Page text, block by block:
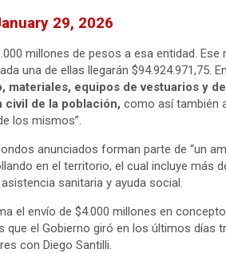
29, 2026
millones de pesos a esa entidad.
una de ellas llegarán $94.924.971,75.
materiales, equipos de vestuarios y
de la población, como así también
los mismos”.
anunciados forman parte de “un
en el territorio, el cual incluye más
sanitaria y ayuda social.
el envío de $4.000 millones en
que el Gobierno giró en los últimos días
con Diego Santilli.